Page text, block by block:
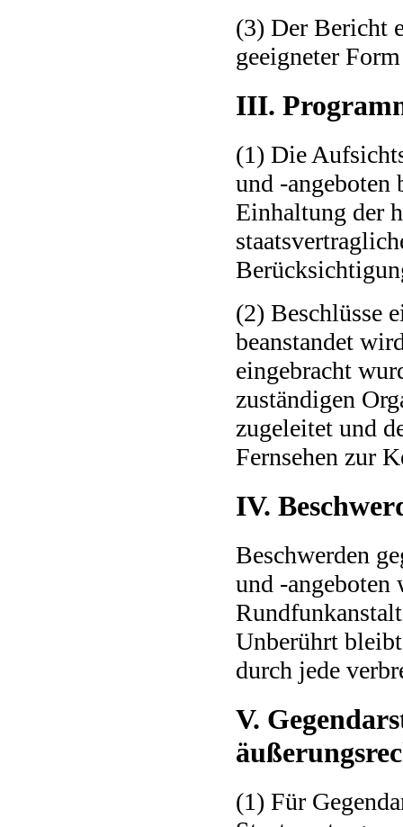
(3) Der Bericht
geeigneter
III.
(1) Die
und -angeboten
Einhaltung der
(2) Beschlüsse
beanstandet
eingebracht
zuständigen
zugeleitet und
Fernsehen zur
IV.
Beschwerden
und -angeboten
Unberührt
durch jede
V.
(1) Für